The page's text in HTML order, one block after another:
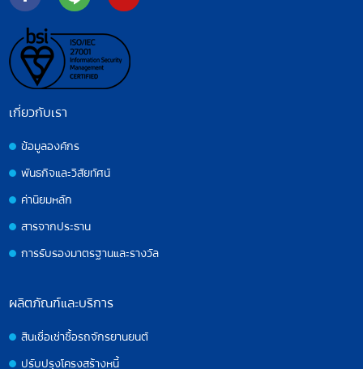
เกี่ยวกับเรา
ข้อมูลองค์กร
พันธกิจและวิสัยทัศน์
ค่านิยมหลัก
สารจากประธาน
การรับรองมาตรฐานและรางวัล
ผลิตภัณฑ์และบริการ
สินเชื่อเช่าซื้อรถจักรยานยนต์
ปรับปรุงโครงสร้างหนี้